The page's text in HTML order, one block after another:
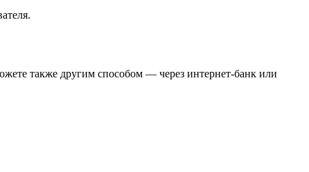
также другим способом — через интернет-банк или